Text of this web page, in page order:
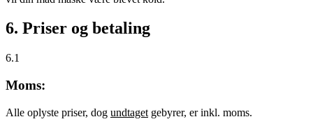
6. Priser og betaling
6.1
Moms:
Alle oplyste priser, dog undtaget gebyrer, er inkl. moms.